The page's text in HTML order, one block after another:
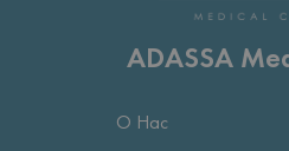
ADASSA
О Нас